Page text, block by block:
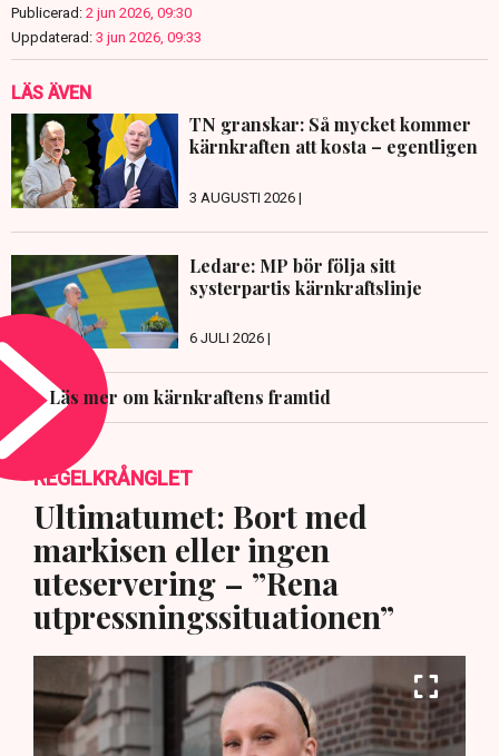
Publicerad: 2 jun 2026, 09:30
Uppdaterad: 3 jun 2026, 09:33
LÄS ÄVEN
TN granskar: Så mycket kommer
kärnkraften att kosta – egentligen
3 AUGUSTI 2026 |
Ledare: MP bör följa sitt
systerpartis kärnkraftslinje
6 JULI 2026 |
Läs mer om kärnkraftens framtid
REGELKRÅNGLET
Ultimatumet: Bort med
markisen eller ingen
uteservering – ”Rena
utpressningssituationen”